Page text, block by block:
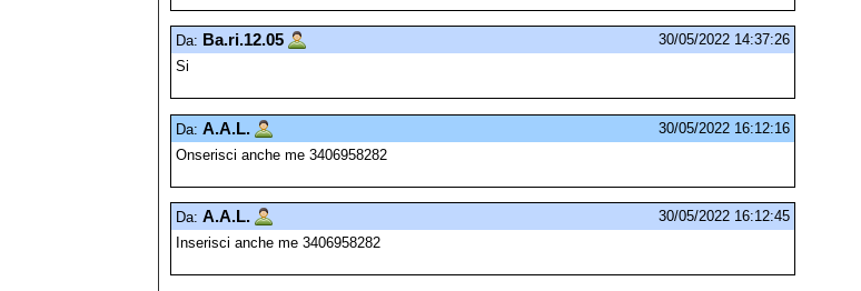
Da: Ba.ri.12.05
30/05/2022 14:37:26
Si
Da: A.A.L.
30/05/2022 16:12:16
Onserisci anche me 3406958282
Da: A.A.L.
30/05/2022 16:12:45
Inserisci anche me 3406958282